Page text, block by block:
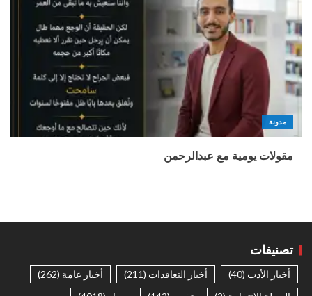
مدونة
مقولات يومية مع عبدالرحمن
تصنيفات
أخبار الأدب (40) أخبار التعاقدات (211) أخبار عامة (262)